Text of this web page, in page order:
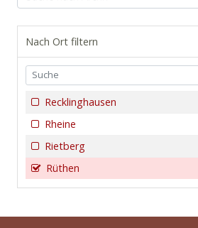
Nach Ort filtern
Recklinghausen
Rheine
Rietberg
Rüthen